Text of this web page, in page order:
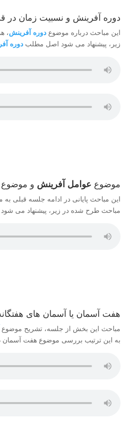
دوره آفرینش و نسبیت زمان در
این مباحث درباره موضوع دوره آفرینش،
زیر، پیشنهاد می شود اصل مطلب دوره
موضوع عوامل آفرینش و موضوع
این مباحث پایانی در ادامه جلسه قبلی
مباحث طرح شده در زیر، پیشنهاد می شود
هفت آسمان یا آسمان های
مباحث این بخش از جلسه، تشریح موضوع
به این ترتیب بررسی موضوع هفت آسمان